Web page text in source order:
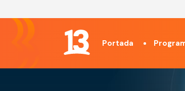
Portada